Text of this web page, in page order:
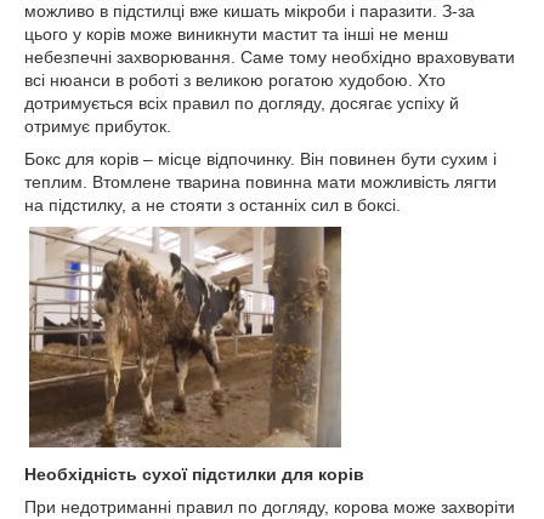
можливо в підстилці вже кишать мікроби і паразити. З-за
цього у корів може виникнути мастит та інші не менш
небезпечні захворювання. Саме тому необхідно враховувати
всі нюанси в роботі з великою рогатою худобою. Хто
дотримується всіх правил по догляду, досягає успіху й
отримує прибуток.
Бокс для корів – місце відпочинку. Він повинен бути сухим і
теплим. Втомлене тварина повинна мати можливість лягти
на підстилку, а не стояти з останніх сил в боксі.
Необхідність сухої підстилки для корів
При недотриманні правил по догляду, корова може захворіти